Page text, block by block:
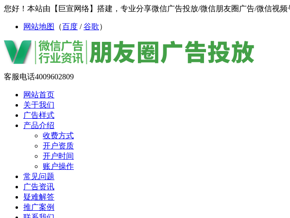
您好！本站由【巨宣网络】搭建，专业分享微信广告投放/微信朋友圈广告/微信视
网站地图 （百度 /谷歌）
客服电话4009602809
网站首页
关于我们
广告样式
产品介绍
收费方式
开户资质
开户时间
账户操作
常见问题
广告资讯
疑难解答
推广案例